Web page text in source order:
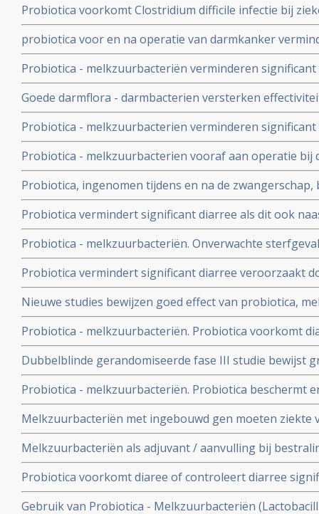
Probiotica voorkomt Clostridium difficile infectie bij
biotica krijgen met meer dan 50 procent
probiotica voor en na operatie van darmkanker
minder infecties, versnelt herstel ontlasting en
placebo
Probiotica - melkzuurbacteriën verminderen
chemo met irinitocan bij darmkankerpatienten.
Ernstige diarree: 17,4 vs nul procent
Goede darmflora - darmbacterien versterken
immuunstimulatie - aanmaak extra T- killercellen - in
Probiotica - melkzuurbacterien verminderen
operatie en zorgen voor sneller herstel en korter
Probiotica - melkzuurbacterien vooraf aan operatie
een groot deel de kans op infecties ten gevolge van
Probiotica, ingenomen tijdens en na de
kinderen tegen erfelijke allergien, maar niet tegen
Probiotica vermindert significant diarree als dit ook
bij diarree veroorzaakt door de bacterie: C. Difficile
Probiotica - melkzuurbacteriën. Onverwachte
probiotica en alvleesklierontsteking - wrange speling
Rayes die inzage kreeg in onderzoeksrapport. UMC
Probiotica vermindert significant diarree veroorzaakt
met baarmoederhalskanker die daarvoor bestraald
chemokuur
Nieuwe studies bewijzen goed effect van probiotica,
voorkomen en genezen van diarree en
Helicobacter Pylori, de bacterie die vaak
en maagkanker.
Probiotica - melkzuurbacteriën. Probiotica voorkomt
bestraling bij darmkanker, aldus gerandomiseerde
gecontroleerde fase III studie. Artikel geplaatst 31
Dubbelblinde gerandomiseerde fase III studie bewijst
melkzuurbacteriën - in versterken immuunsysteem bij
geplaatst februari 2004
Probiotica - melkzuurbacteriën. Probiotica beschermt
beademingsmachine tegen ontwikkelen van
Zweedse studie. Artikel geplaatst 8 maart 2008.
Melkzuurbacteriën met ingebouwd gen moeten ziekte
genezen aldus nieuwe proef in AMC. Artikel geplaatst
Melkzuurbacteriën als adjuvant / aanvulling bij
Probiotica voorkomt diaree of controleert diarree
ontstaan door antibioticagebruik blijkt uit grote
Gebruik van Probiotica - Melkzuurbacteriën